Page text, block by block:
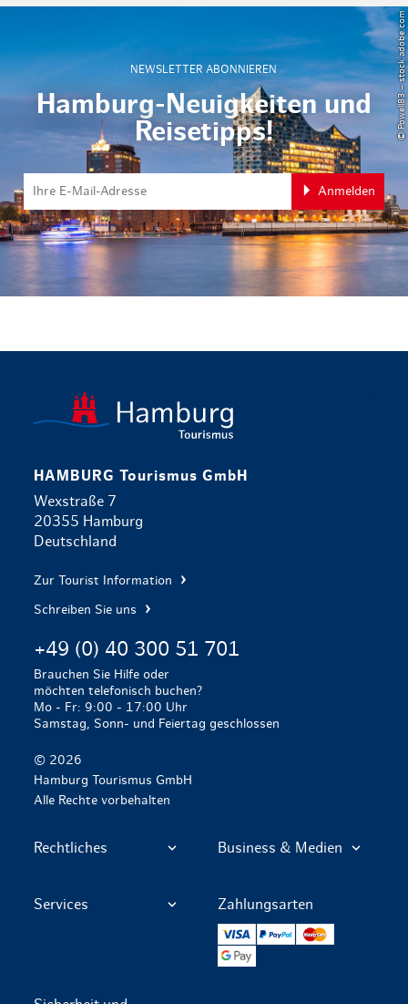
NEWSLETTER ABONNIEREN
Hamburg-Neuigkeiten und
Reisetipps!
Anmelden
© Powell83 – stock.adobe.com
HAMBURG Tourismus GmbH
Wexstraße 7
20355 Hamburg
Deutschland
Zur Tourist Information
Schreiben Sie uns
+49 (0) 40 300 51 701
Brauchen Sie Hilfe oder
möchten telefonisch buchen?
Mo - Fr: 9:00 - 17:00 Uhr
Samstag, Sonn- und Feiertag geschlossen
© 2026
Hamburg Tourismus GmbH
Alle Rechte vorbehalten
Rechtliches Business & Medien
Services Zahlungsarten
PayPal